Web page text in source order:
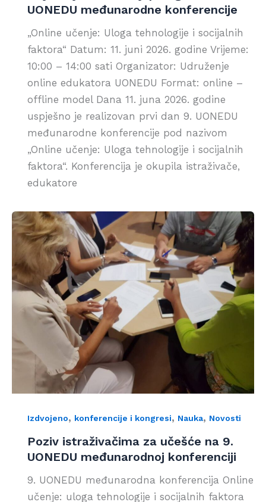
UONEDU međunarodne konferencije
„Online učenje: Uloga tehnologije i socijalnih
faktora“ Datum: 11. juni 2026. godine Vrijeme:
10:00 – 14:00 sati Organizator: Udruženje
online edukatora UONEDU Format: online –
offline model Dana 11. juna 2026. godine
uspješno je realizovan prvi dan 9. UONEDU
međunarodne konferencije pod nazivom
„Online učenje: Uloga tehnologije i socijalnih
faktora“. Konferencija je okupila istraživače,
edukatore
Izdvojeno, konferencije i kongresi, Nauka, Novosti
Poziv istraživačima za učešće na 9.
UONEDU međunarodnoj konferenciji
9. UONEDU međunarodna konferencija Online
učenje: uloga tehnologije i socijalnih faktora